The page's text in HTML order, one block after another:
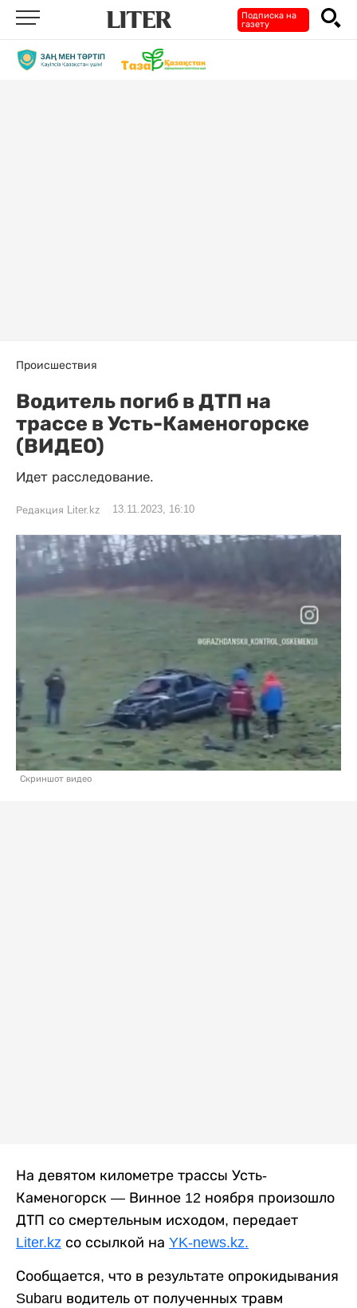
Подписка на
газету
Происшествия
Водитель погиб в ДТП на
трассе в Усть-Каменогорске
(ВИДЕО)
Идет расследование.
Редакция Liter.kz 13.11.2023, 16:10
Скриншот видео
На девятом километре трассы Усть-
Каменогорск — Винное 12 ноября произошло
ДТП со смертельным исходом, передает
Liter.kz со ссылкой на YK-news.kz.
Сообщается, что в результате опрокидывания
Subaru водитель от полученных травм